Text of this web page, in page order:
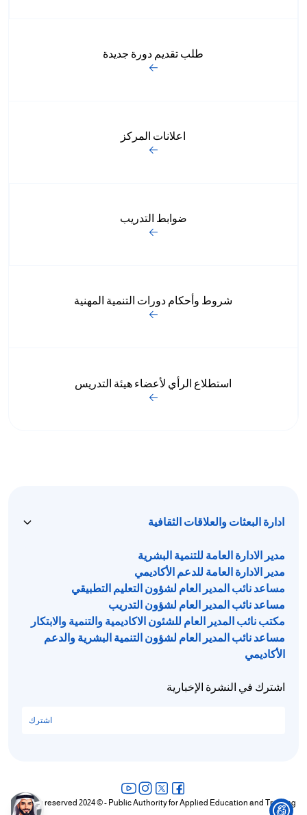
طلب تقديم دورة جديدة
اعلانات المركز
ضوابط التدريب
شروط وأحكام دورات التنمية المهنية
استطلاع الرأي لأعضاء هيئة التدريس
ادارة البعثات والعلاقات الثقافية
مدير الادارة العامة للتنمية البشرية
مدير الادارة العامة للدعم الأكاديمي
مساعد نائب المدير العام لشؤون التعليم التطبيقي
مساعد نائب المدير العام لشؤون التدريب
مكتب نائب المدير العام للشئون الاكاديمية والتنمية والابتكار
مساعد نائب المدير العام لشؤون التنمية البشرية والدعم
الأكاديمي
اشترك في النشرة الإخبارية
اشترك
All rights reserved 2024 © - Public Authority for Applied Education and Training